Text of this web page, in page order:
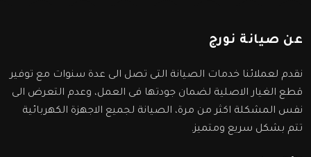
عن صيانة نورج
نقدم لعملائنا خدمات الصيانة التى تصل الى عدة سنوات مع توفير
قطع الغيار الاصلية لضمان جودتها فى العمل، وعدم التعرض الى
نفس المشكلة اكثر من مرة، الصيانة لجميع الاجهزة الكهربائية
تتم بشكل سريع ومتميز.